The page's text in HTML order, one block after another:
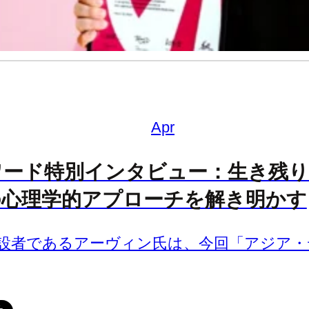
Apr
ド特別インタビュー：生き残
理学的アプローチを解き明かす
者であるアーヴィン氏は、今回「アジア